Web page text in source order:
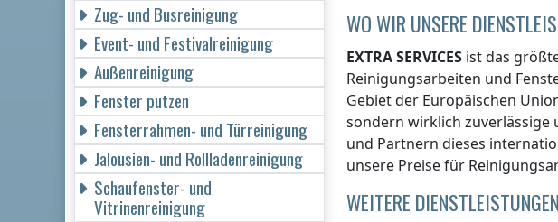
WO WIR UNSERE
EXTRA SERVICES ist das
Reinigungsarbeiten und
Gebiet der Europäischen
sondern wirklich
und Partnern dieses
unsere Preise für
WEITERE
Zug- und Busreinigung
Event- und Festivalreinigung
Außenreinigung
Fenster putzen
Fensterrahmen- und Türreinigung
Jalousien- und Rollladenreinigung
Schaufenster- und
Vitrinenreinigung